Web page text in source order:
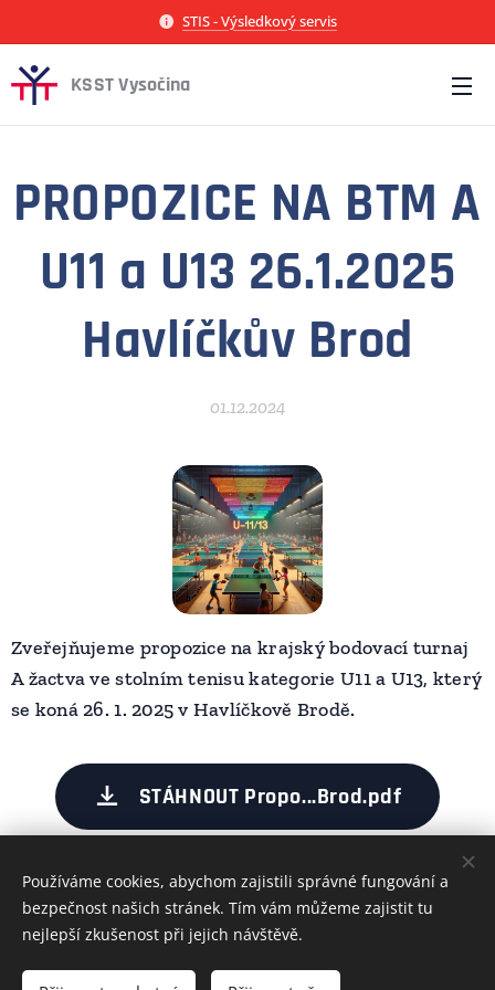
STIS - Výsledkový servis
KSST Vysočina
PROPOZICE NA BTM A
U11 a U13 26.1.2025
Havlíčkův Brod
01.12.2024
Zveřejňujeme propozice na krajský bodovací turnaj
A žactva ve stolním tenisu kategorie U11 a U13, který
se koná 26. 1. 2025 v Havlíčkově Brodě.
STÁHNOUT Propo...Brod.pdf
Share
Používáme cookies, abychom zajistili správné fungování a
bezpečnost našich stránek. Tím vám můžeme zajistit tu
nejlepší zkušenost při jejich návštěvě.